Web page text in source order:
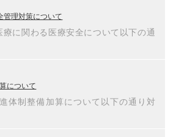
管理対策について
療に関わる医療安全について以下の通
について
体制整備加算について以下の通り対